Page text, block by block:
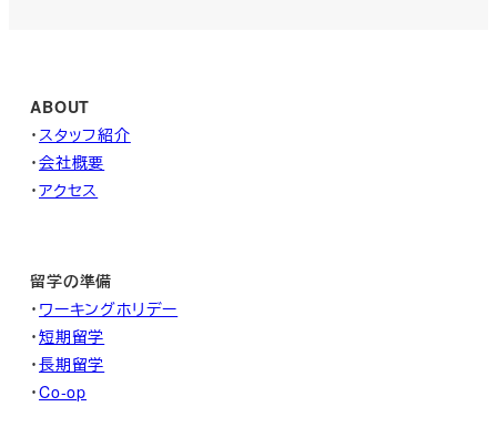
ABOUT
・ スタッフ紹介
・会社概要
・アクセス
留学の準備
・ ワーキングホリデー
・短期留学
・長期留学
・Co-op